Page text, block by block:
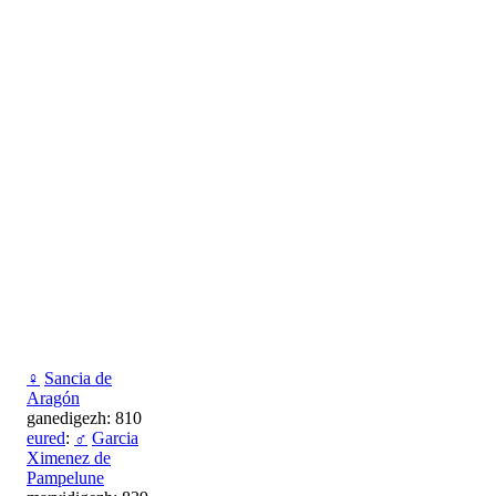
♀ Sancia de
Aragón
ganedigezh: 810
eured: ♂ Garcia
Ximenez de
Pampelune